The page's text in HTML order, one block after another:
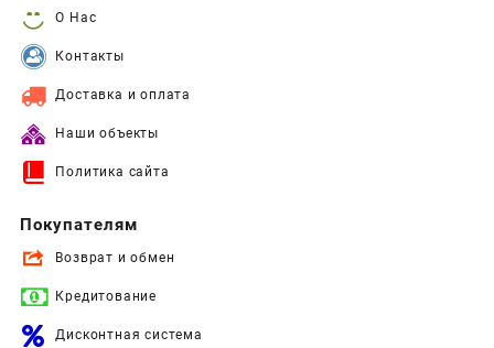
О Нас
Контакты
Доставка и оплата
Наши объекты
Политика сайта
Покупателям
Возврат и обмен
Кредитование
Дисконтная система